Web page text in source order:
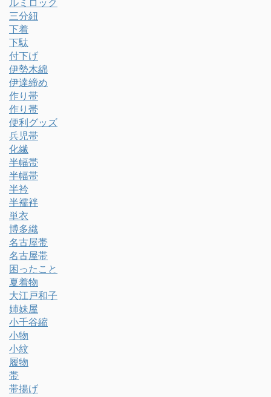
ルミロック
三分紐
下着
下駄
付下げ
伊勢木綿
伊達締め
作り帯
作り帯
便利グッズ
兵児帯
化繊
半幅帯
半幅帯
半衿
半襦袢
単衣
博多織
名古屋帯
名古屋帯
困ったこと
夏着物
大江戸和子
姉妹屋
小千谷縮
小物
小紋
履物
帯
帯揚げ